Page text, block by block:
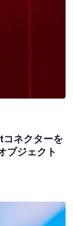
ネクターを
ブジェクト